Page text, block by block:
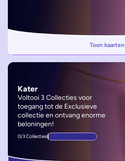
Toon kaarten
Kater
Voltooi 3 Collecties voor
toegang tot de Exclusieve
collectie en ontvang enorme
beloningen!
0/3 Collecties